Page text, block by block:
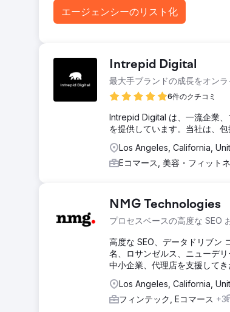
エージェンシーのリスト化
Intrepid Digital
最大手ブランドの成長をオンラ
6件のクチコミ
Intrepid Digital は、一流企業
を提供しています。当社は、
Los Angeles, California,
Eコマース, 美容・フィット
NMG Technologies
プロセスベースの高度な SEO
高度な SEO、データドリブン
名、ロサンゼルス、ニューデ
中小企業、代理店を支援してき
Los Angeles, California,
フィンテック, Eコマース +3